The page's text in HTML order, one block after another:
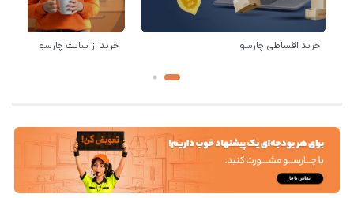
خرید اقساطی چارسو خرید از سایت چارسو